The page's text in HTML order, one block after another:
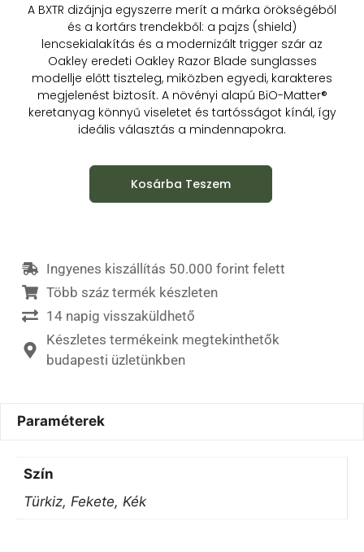
A BXTR dizájnja egyszerre merít a márka örökségéből
és a kortárs trendekből: a pajzs (shield)
lencsekialakítás és a modernizált trigger szár az
Oakley eredeti Oakley Razor Blade sunglasses
modellje előtt tiszteleg, miközben egyedi, karakteres
megjelenést biztosít. A növényi alapú BiO-Matter®
keretanyag könnyű viseletet és tartósságot kínál, így
ideális választás a mindennapokra.
Kosárba Teszem
Ingyenes kiszállítás 50.000 forint felett
Több száz termék készleten
14 napig visszaküldhető
Készletes termékeink megtekinthetők
budapesti üzletünkben
Paraméterek
Szín
Türkiz, Fekete, Kék